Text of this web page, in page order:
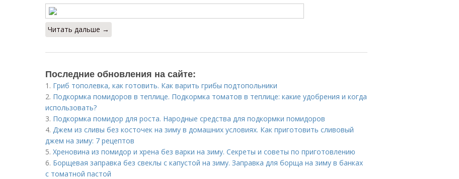
Читать дальше →
Последние обновления на сайте:
1. Гриб тополевка, как готовить. Как варить грибы подтопольники
2. Подкормка помидоров в теплице. Подкормка томатов в теплице: какие удобрения и когда
использовать?
3. Подкормка помидор для роста. Народные средства для подкормки помидоров
4. Джем из сливы без косточек на зиму в домашних условиях. Как приготовить сливовый
джем на зиму: 7 рецептов
5. Хреновина из помидор и хрена без варки на зиму. Секреты и советы по приготовлению
6. Борщевая заправка без свеклы с капустой на зиму. Заправка для борща на зиму в банках
с томатной пастой